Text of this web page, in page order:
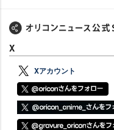
X
Xアカウント